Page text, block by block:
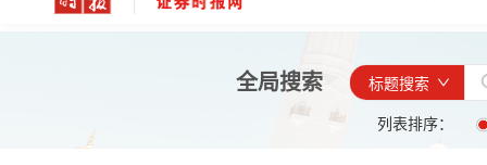
全局搜索
标题搜索
列表排序：